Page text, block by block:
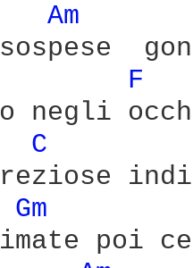
Am
sospese
F
negli
C
Gm
poi